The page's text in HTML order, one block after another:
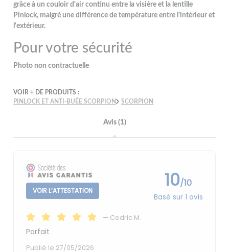
grâce à un couloir d'air continu entre la visière et la lentille
Pinlock, malgré une différence de température entre l'intérieur et
l'extérieur.
Pour votre sécurité
Photo non contractuelle
VOIR + DE PRODUITS :
PINLOCK ET ANTI-BUÉE SCORPION
SCORPION
Avis (1)
VOIR L’ATTESTATION 10/10
Basé sur 1 avis
— Cedric M.
Parfait
Publié le 27/05/2026